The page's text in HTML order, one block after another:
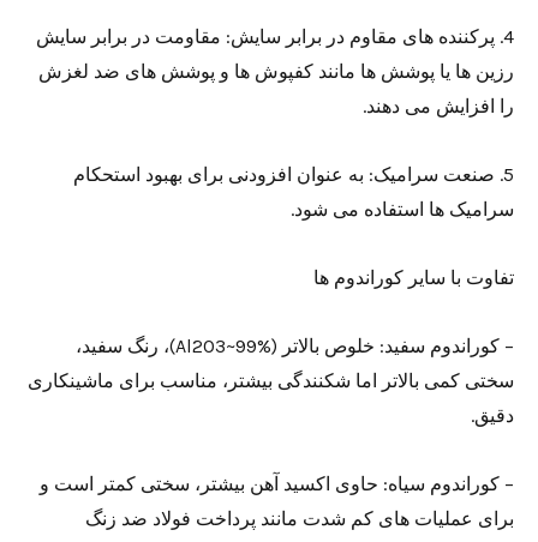
4. پرکننده های مقاوم در برابر سایش: مقاومت در برابر سایش
رزین ها یا پوشش ها مانند کفپوش ها و پوشش های ضد لغزش
را افزایش می دهند.
5. صنعت سرامیک: به عنوان افزودنی برای بهبود استحکام
سرامیک ها استفاده می شود.
تفاوت با سایر کوراندوم ها
– کوراندوم سفید: خلوص بالاتر (Al2O3~99%)، رنگ سفید،
سختی کمی بالاتر اما شکنندگی بیشتر، مناسب برای ماشینکاری
دقیق.
– کوراندوم سیاه: حاوی اکسید آهن بیشتر، سختی کمتر است و
برای عملیات های کم شدت مانند پرداخت فولاد ضد زنگ